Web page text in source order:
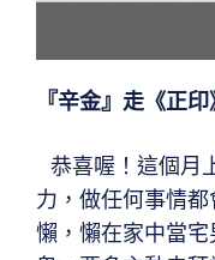
『辛金』走《正印
恭喜喔！這個月
力，做任何事情
懶，懶在家中當